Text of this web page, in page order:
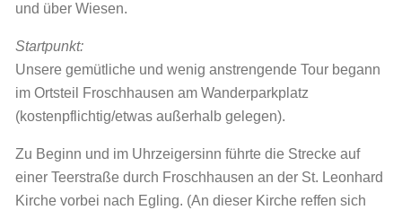
und über Wiesen.
Startpunkt:
Unsere gemütliche und wenig anstrengende Tour begann
im Ortsteil Froschhausen am Wanderparkplatz
(kostenpflichtig/etwas außerhalb gelegen).
Zu Beginn und im Uhrzeigersinn führte die Strecke auf
einer Teerstraße durch Froschhausen an der St. Leonhard
Kirche vorbei nach Egling. (An dieser Kirche reffen sich